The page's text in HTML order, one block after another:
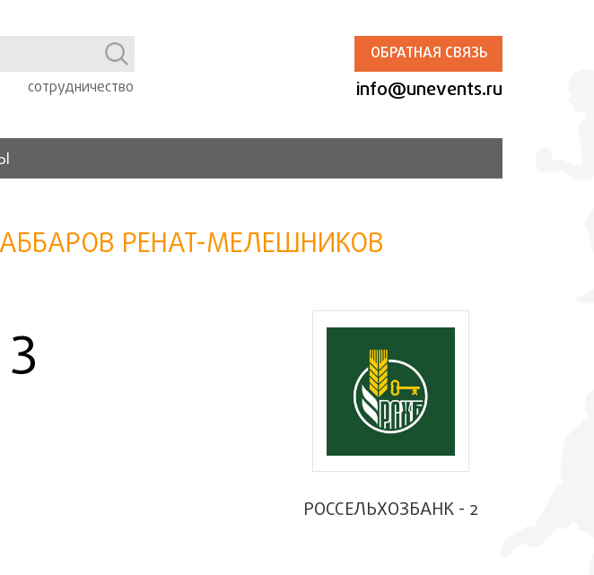
сотрудничество
ОБРАТНАЯ СВЯЗЬ
info@unevents.ru
РЕНАТ-МЕЛЕШНИКОВ
РОССЕЛЬХОЗБАНК - 2